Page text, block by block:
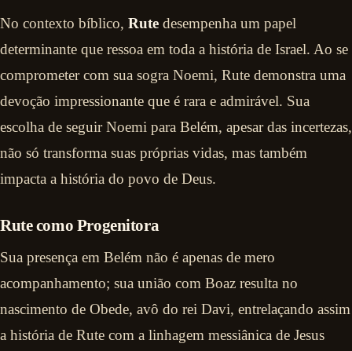
No contexto bíblico, Rute desempenha um papel
determinante que ressoa em toda a história de Israel. Ao se
comprometer com sua sogra Noemi, Rute demonstra uma
devoção impressionante que é rara e admirável. Sua
escolha de seguir Noemi para Belém, apesar das incertezas,
não só transforma suas próprias vidas, mas também
impacta a história do povo de Deus.
Rute como Progenitora
Sua presença em Belém não é apenas de mero
acompanhamento; sua união com Boaz resulta no
nascimento de Obede, avô do rei Davi, entrelaçando assim
a história de Rute com a linhagem messiânica de Jesus